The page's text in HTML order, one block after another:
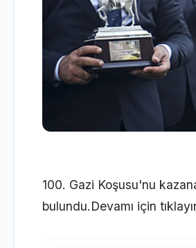
100. Gazi Koşusu'nu
bulundu.Devamı için